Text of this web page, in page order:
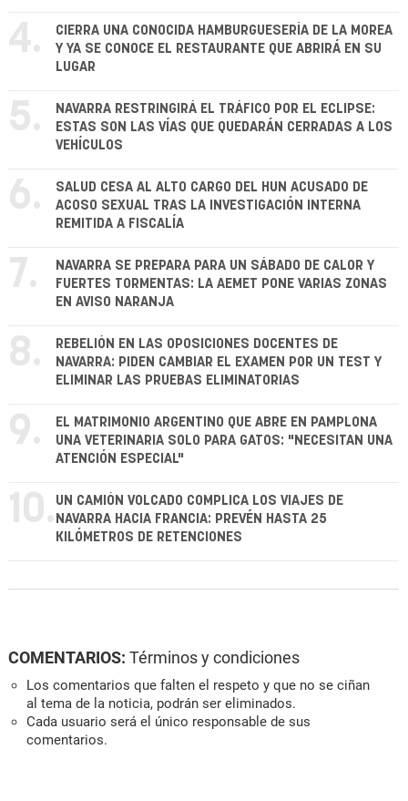
4.
CIERRA UNA CONOCIDA HAMBURGUESERÍA DE LA MOREA
Y YA SE CONOCE EL RESTAURANTE QUE ABRIRÁ EN SU
LUGAR
5.
NAVARRA RESTRINGIRÁ EL TRÁFICO POR EL ECLIPSE:
ESTAS SON LAS VÍAS QUE QUEDARÁN CERRADAS A LOS
VEHÍCULOS
6.
SALUD CESA AL ALTO CARGO DEL HUN ACUSADO DE
ACOSO SEXUAL TRAS LA INVESTIGACIÓN INTERNA
REMITIDA A FISCALÍA
7.
NAVARRA SE PREPARA PARA UN SÁBADO DE CALOR Y
FUERTES TORMENTAS: LA AEMET PONE VARIAS ZONAS
EN AVISO NARANJA
8.
REBELIÓN EN LAS OPOSICIONES DOCENTES DE
NAVARRA: PIDEN CAMBIAR EL EXAMEN POR UN TEST Y
ELIMINAR LAS PRUEBAS ELIMINATORIAS
9.
EL MATRIMONIO ARGENTINO QUE ABRE EN PAMPLONA
UNA VETERINARIA SOLO PARA GATOS: "NECESITAN UNA
ATENCIÓN ESPECIAL"
10. UN CAMIÓN VOLCADO COMPLICA LOS VIAJES DE
NAVARRA HACIA FRANCIA: PREVÉN HASTA 25
KILÓMETROS DE RETENCIONES
COMENTARIOS: Términos y condiciones
Los comentarios que falten el respeto y que no se ciñan
al tema de la noticia, podrán ser eliminados.
Cada usuario será el único responsable de sus
comentarios.